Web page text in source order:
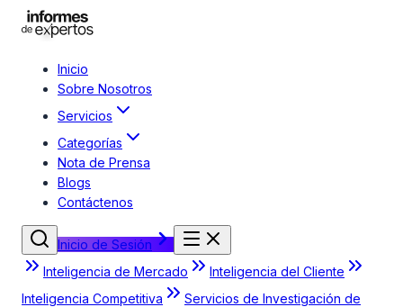
Inicio
Sobre Nosotros
Servicios
Categorías
Nota de Prensa
Blogs
Contáctenos
Inicio de Sesión
Inteligencia de Mercado
Inteligencia del Cliente
Inteligencia Competitiva
Servicios de Investigación de